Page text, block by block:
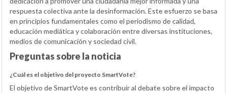
respuesta colectiva ante la desinformación. Este esfuerzo se basa
en principios fundamentales como el periodismo de calidad,
educación mediática y colaboración entre diversas instituciones,
medios de comunicación y sociedad civil.
Preguntas sobre la noticia
¿Cuál es el objetivo del proyecto SmartVote?
El objetivo de SmartVote es contribuir al debate sobre el impacto